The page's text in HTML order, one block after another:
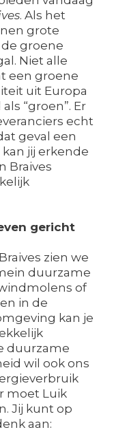
. Als het
grote
groene
Niet alle
een groene
uit Europa
“groen”. Er
echt
geval een
kan jij erkende
Braives
gericht
zien we
duurzame
of
in de
kan je
duurzame
wil ook ons
moet Luik
Jij kunt op
aan: